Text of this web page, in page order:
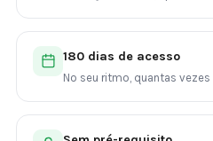
180 dias de acesso
No seu ritmo, quantas vezes